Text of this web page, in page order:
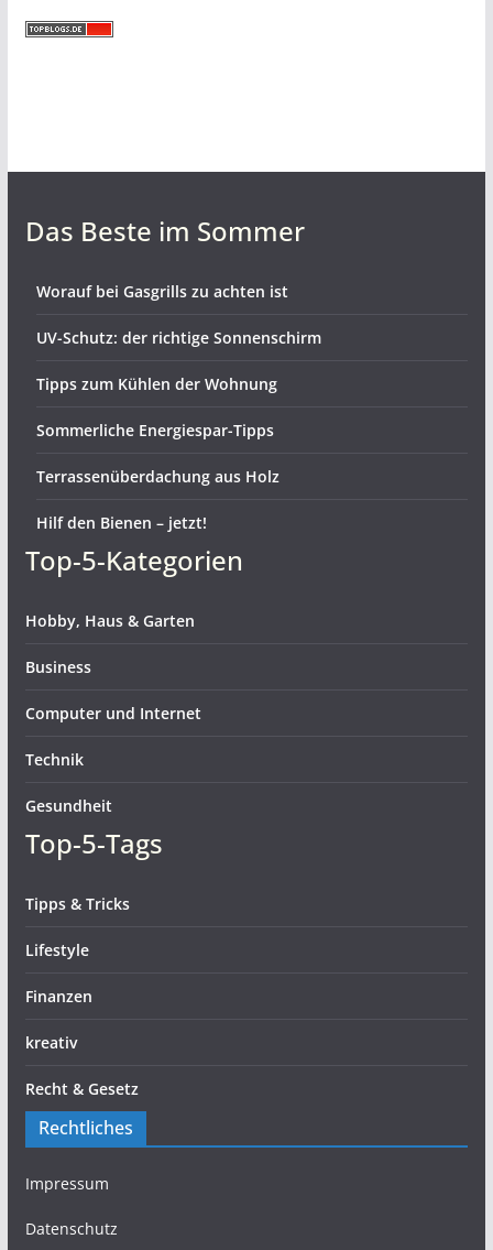
Das Beste im Sommer
Worauf bei Gasgrills zu achten ist
UV-Schutz: der richtige Sonnenschirm
Tipps zum Kühlen der Wohnung
Sommerliche Energiespar-Tipps
Terrassenüberdachung aus Holz
Hilf den Bienen – jetzt!
Top-5-Kategorien
Hobby, Haus & Garten
Business
Computer und Internet
Technik
Gesundheit
Top-5-Tags
Tipps & Tricks
Lifestyle
Finanzen
kreativ
Recht & Gesetz
Rechtliches
Impressum
Datenschutz